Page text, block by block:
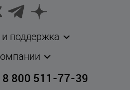
поддержка
8 800 511-77-39